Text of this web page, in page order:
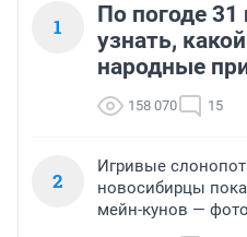
1
По погоде
узнать,
народные
158 070 15
2
Игривые
новосибирцы
мейн-кунов —